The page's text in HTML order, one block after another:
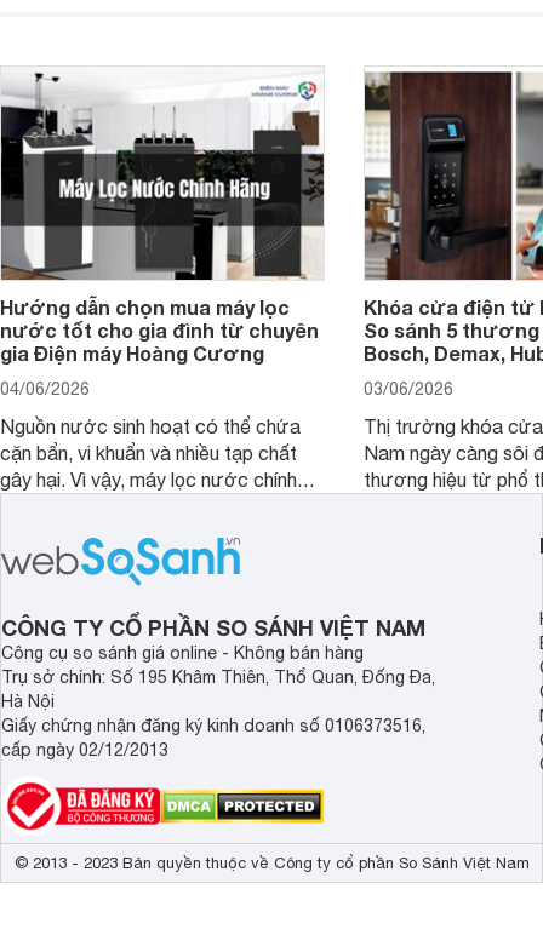
Hướng dẫn chọn mua máy lọc
nước tốt cho gia đình từ chuyên
gia Điện máy Hoàng Cương
04/06/2026
Nguồn nước sinh hoạt có thể chứa
cặn bẩn, vi khuẩn và nhiều tạp chất
gây hại. Vì vậy, máy lọc nước chính
sức khỏe và đảm bảo nguồn nước
sạch cho cả gia đình.
Khóa cửa điện tử
So sánh 5 thương
Bosch, Demax,
03/06/2026
Thị trường khóa
Nam ngày càng sôi
thương hiệu từ phổ
cửa điện tử hãng
sẽ so sánh 5
Demax, Hubert và
CÔNG TY CỔ PHẦN SO SÁNH VIỆT NAM
Công cụ so sánh giá online - Không bán hàng
Trụ sở chính: Số 195 Khâm Thiên, Thổ Quan, Đống Đa,
Hà Nội
Giấy chứng nhận đăng ký kinh doanh số 0106373516,
cấp ngày 02/12/2013
© 2013 - 2023 Bản quyền thuộc về Công ty cổ phần So Sánh Việt Nam